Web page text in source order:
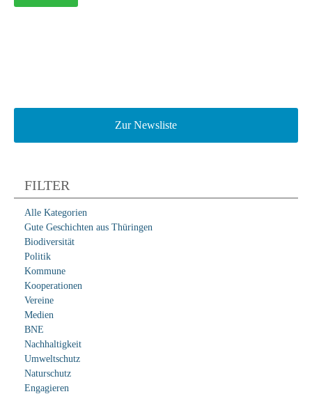
Zur Newsliste
FILTER
Alle Kategorien
Gute Geschichten aus Thüringen
Biodiversität
Politik
Kommune
Kooperationen
Vereine
Medien
BNE
Nachhaltigkeit
Umweltschutz
Naturschutz
Engagieren